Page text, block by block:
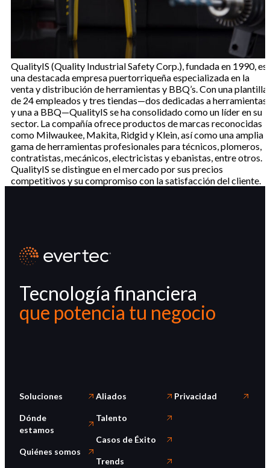
QualityIS (Quality Industrial Safety Corp.), fundada en 1990, es
una destacada empresa puertorriqueña especializada en la
venta y distribución de herramientas y BBQ’s. Con una plantilla
de 24 empleados y tres tiendas—dos dedicadas a herramientas
y una a BBQ—QualityIS se ha consolidado como un líder en su
sector. La compañía ofrece productos de marcas reconocidas
como Milwaukee, Makita, Ridgid y Klein, así como una amplia
gama de herramientas profesionales para técnicos, plomeros,
contratistas, mecánicos, electricistas y ebanistas, entre otros.
QualityIS se distingue en el mercado por sus precios
competitivos y su compromiso con la satisfacción del cliente.
Tecnología financiera
que potencia tu negocio
Soluciones
Dónde
estamos
Quiénes somos
Aliados
Talento
Casos de Éxito
Trends
Privacidad